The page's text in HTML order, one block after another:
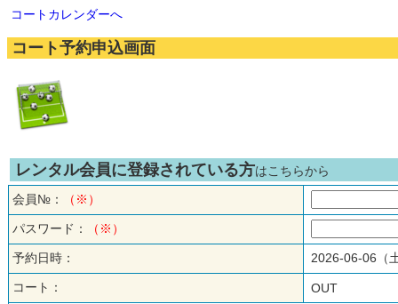
コートカレンダーへ
コート予約申込画面
レンタル会員に登録されている方はこちらから
会員№：
（※）
パスワード： （※）
予約日時： 2026-06-06
コート： OUT